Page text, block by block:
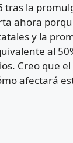
la
ahora
y la
al
Creo que
afectará